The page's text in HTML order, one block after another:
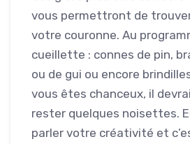
vous permettront de
votre couronne. Au
cueillette : connes de pin,
ou de gui ou encore
vous êtes chanceux, il
rester quelques noisettes.
parler votre créativité et